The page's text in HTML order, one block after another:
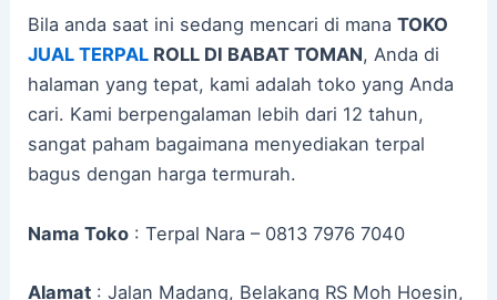
Bila anda saat ini sedang mencari di manaTOKO
JUAL TERPAL ROLL DI BABAT TOMAN, Anda di
halaman yang tepat, kami adalah toko yang Anda
cari. Kami berpengalaman lebih dari 12 tahun,
sangat paham bagaimana menyediakan terpal
bagus dengan harga termurah.
Nama Toko : Terpal Nara – 0813 7976 7040
Alamat : Jalan Madang, Belakang RS Moh Hoesin,